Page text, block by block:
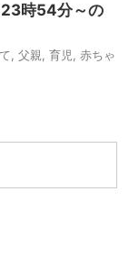
時54分～の
父親 育児
赤ちゃ